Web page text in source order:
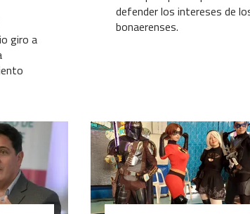
giro a
defender los intereses de
bonaerenses.